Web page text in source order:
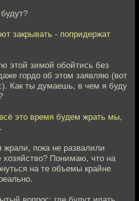
закрывать - попридержат
этой зимой обойтись без
гордо об этом заявляю (вот
Как ты думаешь, в чем я буду
это время будем жрать мы,
пока не развалили
хозяйство? Понимаю, что на
на те объемы крайне